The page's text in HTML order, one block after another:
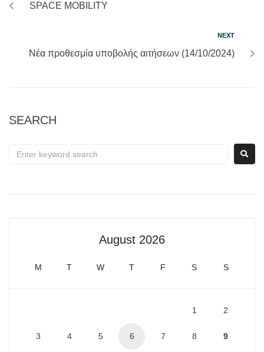
SPACE MOBILITY
NEXT
Νέα προθεσμία υποβολής αιτήσεων (14/10/2024)
SEARCH
August 2026
M T W T F S S
1 2
3 4 5 6 7 8 9